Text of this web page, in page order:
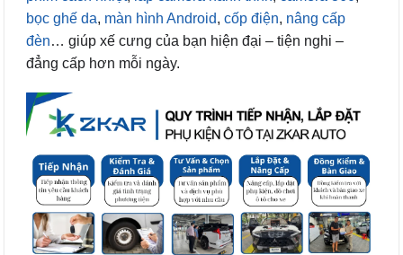
bọc ghế da, màn hình Android, cốp điện, nâng cấp
đèn… giúp xế cưng của bạn hiện đại – tiện nghi –
đẳng cấp hơn mỗi ngày.